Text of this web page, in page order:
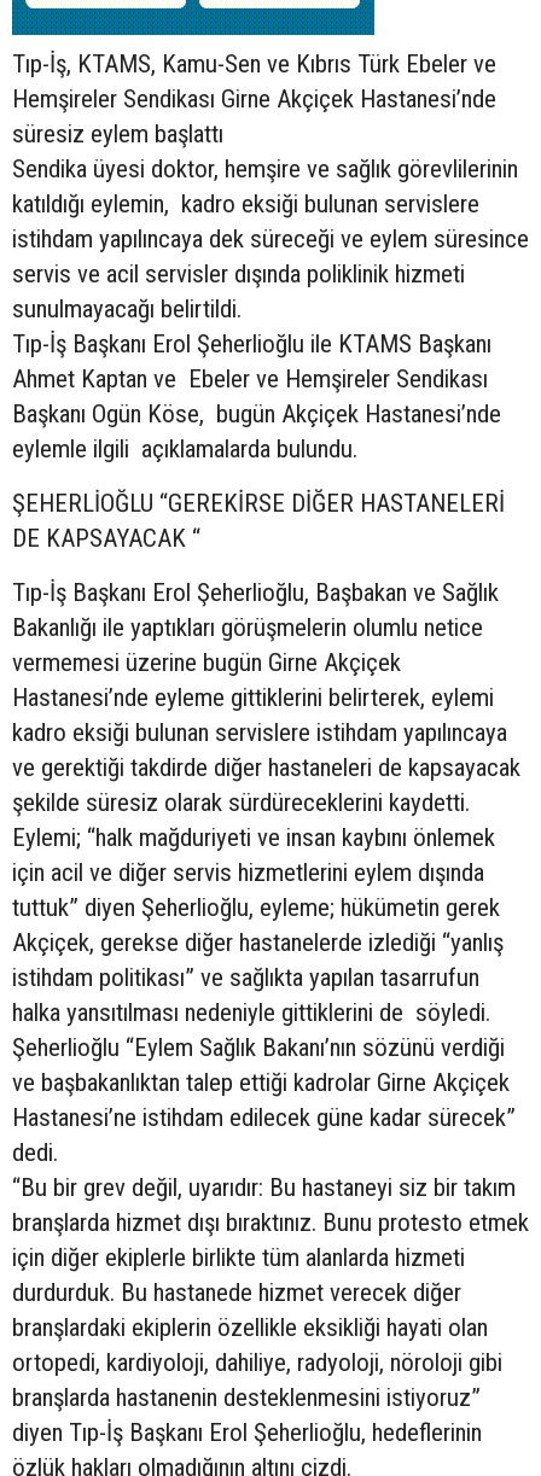
Tıp-İş, KTAMS, Kamu-Sen ve Kıbrıs Türk Ebeler ve
Hemşireler Sendikası Girne Akçiçek Hastanesi’nde
süresiz eylem başlattı
Sendika üyesi doktor, hemşire ve sağlık görevlilerinin
katıldığı eylemin, kadro eksiği bulunan servislere
istihdam yapılıncaya dek süreceği ve eylem süresince
servis ve acil servisler dışında poliklinik hizmeti
sunulmayacağı belirtildi.
Tıp-İş Başkanı Erol Şeherlioğlu ile KTAMS Başkanı
Ahmet Kaptan ve Ebeler ve Hemşireler Sendikası
Başkanı Ogün Köse, bugün Akçiçek Hastanesi’nde
eylemle ilgili açıklamalarda bulundu.
ŞEHERLİOĞLU “GEREKİRSE DİĞER HASTANELERİ
DE KAPSAYACAK “
Tıp-İş Başkanı Erol Şeherlioğlu, Başbakan ve Sağlık
Bakanlığı ile yaptıkları görüşmelerin olumlu netice
vermemesi üzerine bugün Girne Akçiçek
Hastanesi’nde eyleme gittiklerini belirterek, eylemi
kadro eksiği bulunan servislere istihdam yapılıncaya
ve gerektiği takdirde diğer hastaneleri de kapsayacak
şekilde süresiz olarak sürdüreceklerini kaydetti.
Eylemi; “halk mağduriyeti ve insan kaybını önlemek
için acil ve diğer servis hizmetlerini eylem dışında
tuttuk” diyen Şeherlioğlu, eyleme; hükümetin gerek
Akçiçek, gerekse diğer hastanelerde izlediği “yanlış
istihdam politikası” ve sağlıkta yapılan tasarrufun
halka yansıtılması nedeniyle gittiklerini de söyledi.
Şeherlioğlu “Eylem Sağlık Bakanı’nın sözünü verdiği
ve başbakanlıktan talep ettiği kadrolar Girne Akçiçek
Hastanesi’ne istihdam edilecek güne kadar sürecek”
dedi.
“Bu bir grev değil, uyarıdır: Bu hastaneyi siz bir takım
branşlarda hizmet dışı bıraktınız. Bunu protesto etmek
için diğer ekiplerle birlikte tüm alanlarda hizmeti
durdurduk. Bu hastanede hizmet verecek diğer
branşlardaki ekiplerin özellikle eksikliği hayati olan
ortopedi, kardiyoloji, dahiliye, radyoloji, nöroloji gibi
branşlarda hastanenin desteklenmesini istiyoruz”
diyen Tıp-İş Başkanı Erol Şeherlioğlu, hedeflerinin
özlük hakları olmadığının altını çizdi.